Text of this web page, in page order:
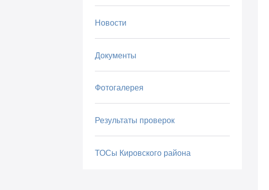
Новости
Документы
Фотогалерея
Результаты проверок
ТОСы Кировского района